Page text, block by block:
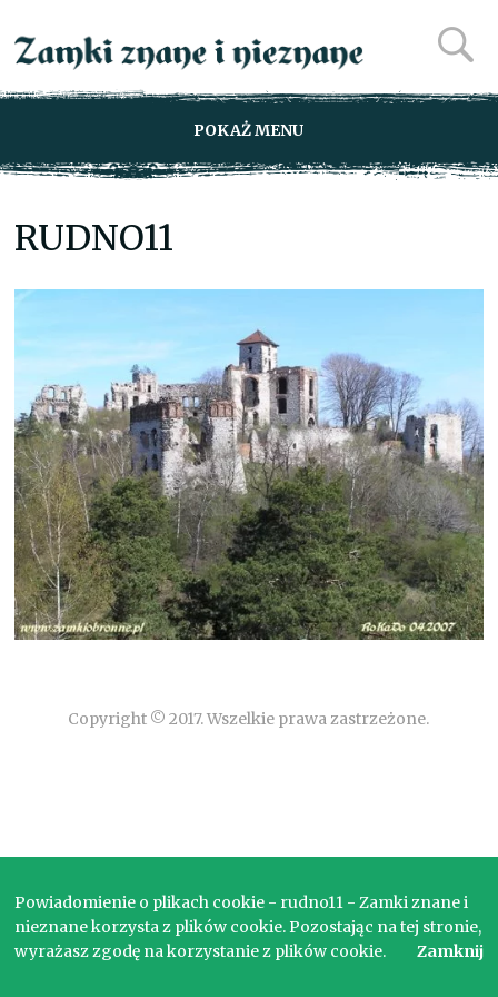
POKAŻ MENU
RUDNO11
Copyright © 2017. Wszelkie prawa zastrzeżone.
Powiadomienie o plikach cookie - rudno11 - Zamki znane i
nieznane korzysta z plików cookie. Pozostając na tej stronie,
wyrażasz zgodę na korzystanie z plików cookie.
Zamknij